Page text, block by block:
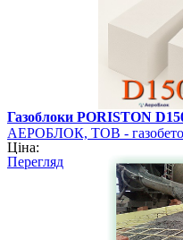
Газоблоки PORISTON
АЕРОБЛОК, ТОВ -
PORISTON
Ціна:
Перегляд